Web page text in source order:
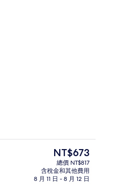
客房內保險箱、遮光布/窗簾、免費無
目
前
的
價
NT$673
總價 NT$817
含稅金和其他費用
8 月 11 日 - 8 月 12 日